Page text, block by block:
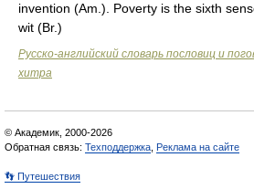
invention (Am. ). Poverty is the sixth
wit (Br.)
Русско-английский словарь пословиц и
хитра
© Академик, 2000-2026
Обратная связь: Техподдержка Реклама на сайте
👣 Путешествия